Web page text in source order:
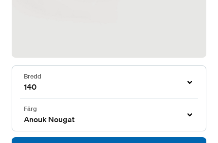
Bredd
140
Färg
Anouk Nougat